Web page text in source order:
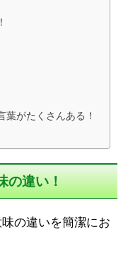
がたくさんある！
の違い！
の違いを簡潔にお